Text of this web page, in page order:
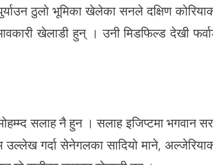
ठुलो भूमिका खेलेका सनले दक्षिण
खेलाडी हुन् । उनी मिडफिल्ड देखी
सलाह नै हुन । सलाह इजिप्टमा भगवान
गर्दा सेनेगलका सादियो माने,